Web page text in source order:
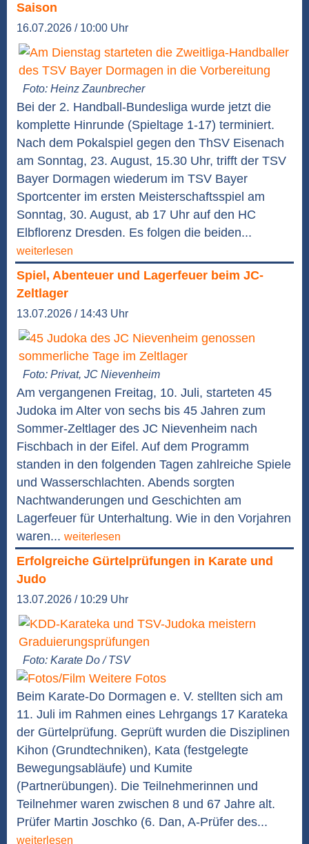
Saison
16.07.2026 / 10:00 Uhr
Foto: Heinz Zaunbrecher
Bei der 2. Handball-Bundesliga wurde jetzt die
komplette Hinrunde (Spieltage 1-17) terminiert.
Nach dem Pokalspiel gegen den ThSV Eisenach
am Sonntag, 23. August, 15.30 Uhr, trifft der TSV
Bayer Dormagen wiederum im TSV Bayer
Sportcenter im ersten Meisterschaftsspiel am
Sonntag, 30. August, ab 17 Uhr auf den HC
Elbflorenz Dresden. Es folgen die beiden...
weiterlesen
Spiel, Abenteuer und Lagerfeuer beim JC-
Zeltlager
13.07.2026 / 14:43 Uhr
Foto: Privat, JC Nievenheim
Am vergangenen Freitag, 10. Juli, starteten 45
Judoka im Alter von sechs bis 45 Jahren zum
Sommer-Zeltlager des JC Nievenheim nach
Fischbach in der Eifel. Auf dem Programm
standen in den folgenden Tagen zahlreiche Spiele
und Wasserschlachten. Abends sorgten
Nachtwanderungen und Geschichten am
Lagerfeuer für Unterhaltung. Wie in den Vorjahren
waren... weiterlesen
Erfolgreiche Gürtelprüfungen in Karate und
Judo
13.07.2026 / 10:29 Uhr
Foto: Karate Do / TSV
Weitere Fotos
Beim Karate-Do Dormagen e. V. stellten sich am
11. Juli im Rahmen eines Lehrgangs 17 Karateka
der Gürtelprüfung. Geprüft wurden die Disziplinen
Kihon (Grundtechniken), Kata (festgelegte
Bewegungsabläufe) und Kumite
(Partnerübungen). Die Teilnehmerinnen und
Teilnehmer waren zwischen 8 und 67 Jahre alt.
Prüfer Martin Joschko (6. Dan, A-Prüfer des...
weiterlesen